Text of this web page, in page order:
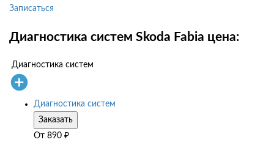
Записаться
Диагностика систем Skoda Fabia цена:
Диагностика систем
Диагностика систем
Заказать
От 890 ₽